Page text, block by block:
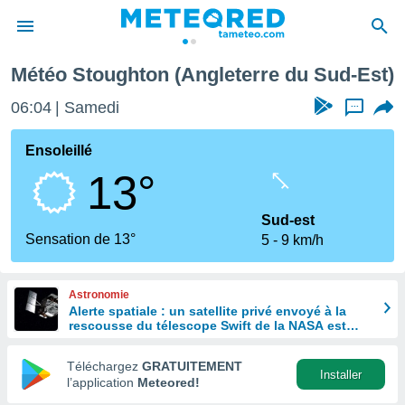
de
Météo Stoughton (Angleterre du Sud-Est)
06:04 Samedi ...
Ensoleillé
13°
Sensation de 13°
Sud-est
5
9 km/h
Astronomie
Alerte spatiale : un satellite privé envoyé à la
rescousse du télescope Swift de la NASA est
Téléchargez GRATUITEMENT
l’application Meteored!
Installer